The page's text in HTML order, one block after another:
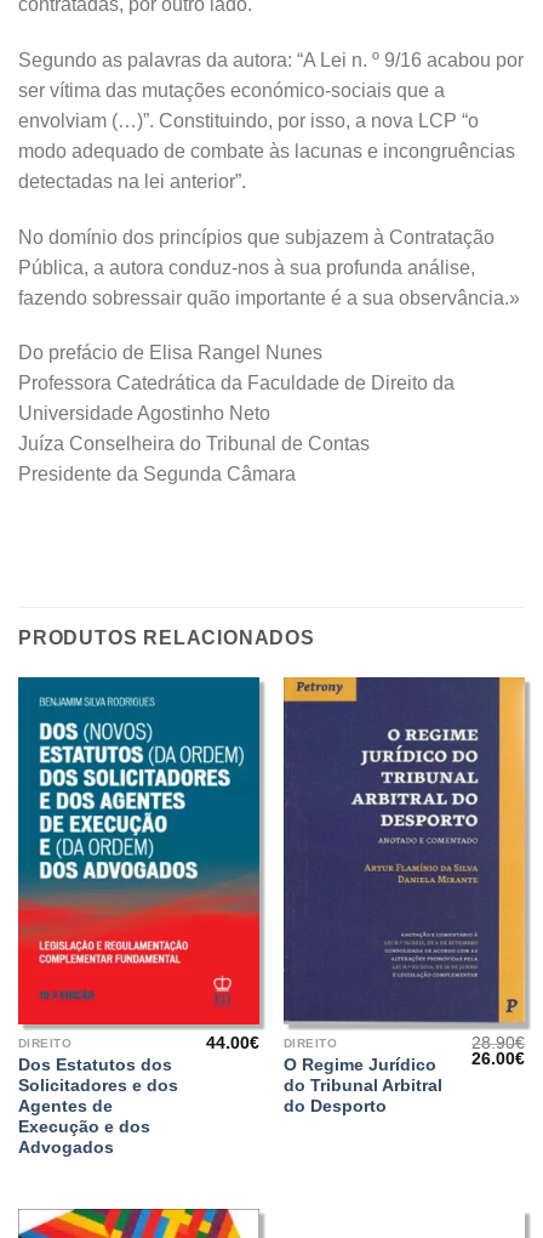
contratadas, por outro lado.
Segundo as palavras da autora: “A Lei n. º 9/16 acabou por
ser vítima das mutações económico-sociais que a
envolviam (…)”. Constituindo, por isso, a nova LCP “o
modo adequado de combate às lacunas e incongruências
detectadas na lei anterior”.
No domínio dos princípios que subjazem à Contratação
Pública, a autora conduz-nos à sua profunda análise,
fazendo sobressair quão importante é a sua observância.»
Do prefácio de Elisa Rangel Nunes
Professora Catedrática da Faculdade de Direito da
Universidade Agostinho Neto
Juíza Conselheira do Tribunal de Contas
Presidente da Segunda Câmara
PRODUTOS RELACIONADOS
DIREITO
Dos Estatutos dos
Solicitadores e dos
Agentes de
Execução e dos
Advogados
44.00€ DIREITO
O Regime Jurídico
do Tribunal Arbitral
do Desporto
28.90€
O
26.00€O